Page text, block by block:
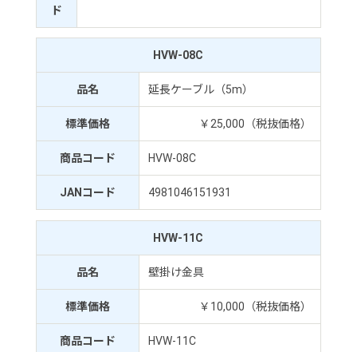
ド
HVW-08C
品名 延長ケーブル（5m）
標準価格 ￥25,000（税抜価格）
商品コード HVW-08C
JANコード 4981046151931
HVW-11C
品名 壁掛け金具
標準価格 ￥10,000（税抜価格）
商品コード HVW-11C